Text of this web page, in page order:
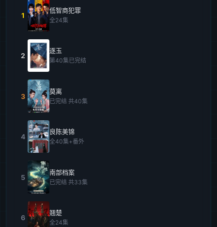
1
低智商犯罪
全24集
2
逐玉
第40集已完结
3
莫离
已完结 共40集
4
良陈美锦
全40集+番外
5
南部档案
已完结 共33集
6
翘楚
全24集